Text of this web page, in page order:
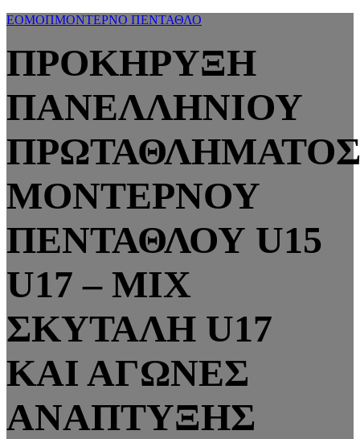
ΕΟΜΟΠΜΟΝΤΕΡΝΟ ΠΕΝΤΑΘΛΟ
ΠΡΟΚΗΡΥΞΗ
ΠΑΝΕΛΛΗΝΙΟΥ
ΠΡΩΤΑΘΛΗΜΑΤΟΣ
ΜΟΝΤΕΡΝΟΥ
ΠΕΝΤΑΘΛΟΥ U15
U17 – ΜIX
ΣΚΥΤΑΛΗ U17
ΚΑΙ ΑΓΩΝΕΣ
ΑΝΑΠΤΥΞΗΣ